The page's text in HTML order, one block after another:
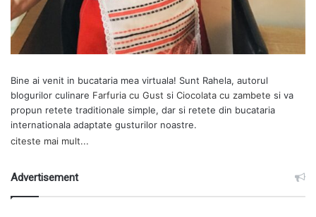
Bine ai venit in bucataria mea virtuala! Sunt Rahela, autorul
blogurilor culinare Farfuria cu Gust si Ciocolata cu zambete si va
propun retete traditionale simple, dar si retete din bucataria
internationala adaptate gusturilor noastre.
citeste mai mult...
Advertisement